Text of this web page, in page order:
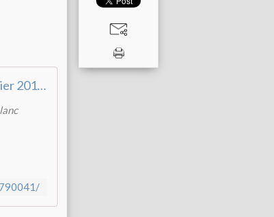
Manifestation du 5 février 2019 à Paris